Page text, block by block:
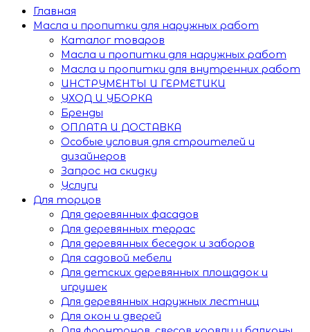
Главная
Масла и пропитки для наружных работ
Каталог товаров
Масла и пропитки для наружных работ
Масла и пропитки для внутренних работ
ИНСТРУМЕНТЫ И ГЕРМЕТИКИ
УХОД И УБОРКА
Бренды
ОПЛАТА И ДОСТАВКА
Особые условия для строителей и
дизайнеров
Запрос на скидку
Услуги
Для торцов
Для деревянных фасадов
Для деревянных террас
Для деревянных беседок и заборов
Для садовой мебели
Для детских деревянных площадок и
игрушек
Для деревянных наружных лестниц
Для окон и дверей